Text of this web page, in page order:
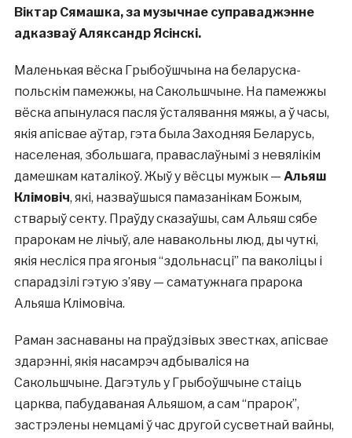
Віктар Сямашка, за музычнае суправаджэнне
адказваў Аляксандр Ясінскі.
Маленькая вёска Грыбоўшчына на беларуска-
польскім памежжы, на Сакольшчыне. На памежжы
вёска апынулася пасля ўсталявання мяжы, а ў часы,
якія апісвае аўтар, гэта была Заходняя Беларусь,
населеная, збольшага, праваслаўнымі з невялікім
дамешкам каталікоў. Жыў у вёсцы мужык — Альяш
Клімовіч, які, назваўшыся памазанікам Божым,
стварыў секту. Праўду сказаўшы, сам Альяш сябе
прарокам не лічыў, але навакольны люд, ды чуткі,
якія несліся пра ягоныя “здольнасці” па ваколіцы і
спарадзілі гэтую з’яву — саматужнага прарока
Альяша Клімовіча.
Раман заснаваны на праўдзівых звестках, апісвае
здарэнні, якія насамрэч адбываліся на
Сакольшчыне. Дагэтуль у Грыбоўшчыне стаіць
царква, пабудаваная Альяшом, а сам “прарок”,
застрэлены немцамі ў час другой сусветнай вайны,